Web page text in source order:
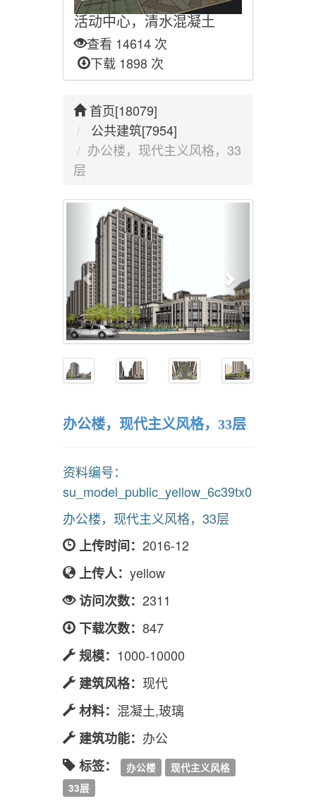
活动中心，清水混凝土
查看 14614 次
下载 1898 次
首页[18079]
公共建筑[7954]
办公楼，现代主义风格，33
层
办公楼，现代主义风格，33层
资料编号：
su_model_public_yellow_6c39tx0
办公楼，现代主义风格，33层
上传时间： 2016-12
上传人： yellow
访问次数： 2311
下载次数： 847
规模： 1000-10000
建筑风格： 现代
材料： 混凝土,玻璃
建筑功能： 办公
标签：
办公楼
现代主义风格
33层